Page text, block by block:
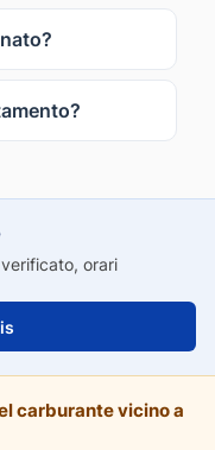
orari
carburante vicino a